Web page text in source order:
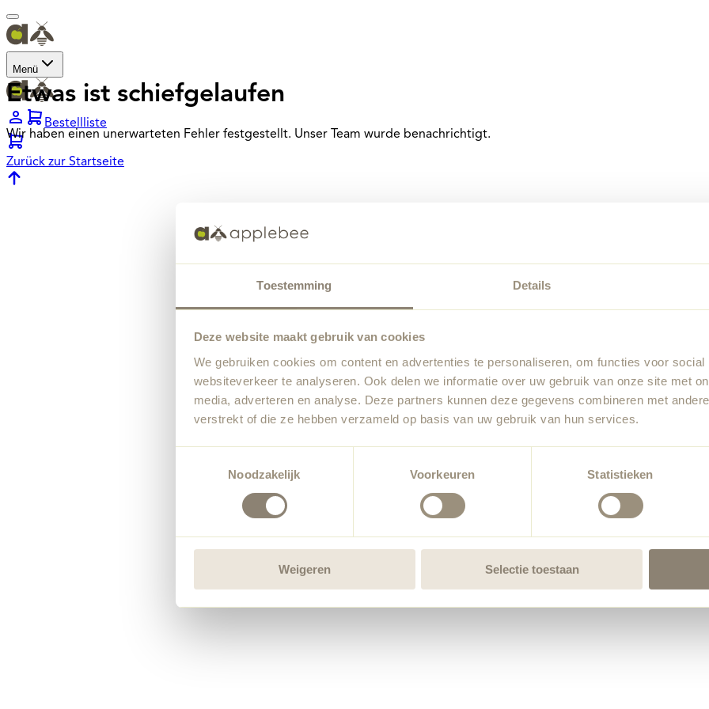
Toestemming Details
Deze website maakt gebruik van cookies
We gebruiken cookies om content en advertenties te personaliseren, om functies voor
websiteverkeer te analyseren. Ook delen we informatie over uw gebruik van onze site met
media, adverteren en analyse. Deze partners kunnen deze gegevens combineren met
verstrekt of die ze hebben verzameld op basis van uw gebruik van hun services.
Noodzakelijk
Voorkeuren Statistieken
Weigeren Selectie toestaan
Menü
Bestellliste
Etwas ist schiefgelaufen
Wir haben einen unerwarteten Fehler festgestellt. Unser Team wurde benachrichtigt.
Zurück zur Startseite